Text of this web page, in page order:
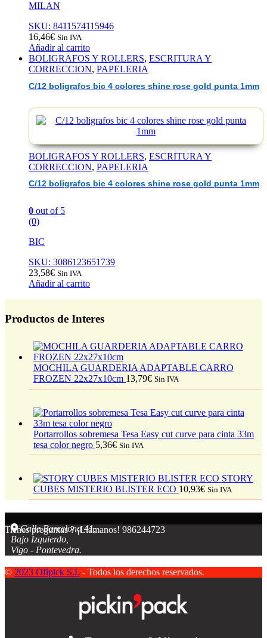
MILAN
SKU: 8411574115946
16,46€ Sin IVA
Añadir al carrito
BOLIGRAFOS Y ROLLERS, ESCRITURA Y
CORRECCION, PAPELERIA
C/12 boligrafos bic 4 colores shine rose gold punta 1mm
BOLIGRAFOS Y ROLLERS, ESCRITURA Y
CORRECCION, PAPELERIA
C/12 boligrafos bic 4 colores shine rose gold punta 1mm
0 out of 5
(0)
BIC
SKU: 3086123651739
23,58€ Sin IVA
Añadir al carrito
Productos de Interes
MOCHILA GUARDERIA ADAPTABLE CARRO
FROZEN 22x27x10cm 13,79€ Sin IVA
Portarrollos sobremesa Tesa Easy cut curve para cinta 33m
tesa color negro 5,36€ Sin IVA
STORY
CUBES MISTERIO BLISTER ECO 10,93€ Sin IVA
Tienes preguntas ? ¡Llámanos! 986244723
Calle Barcelona 41,
Bajo Izquierdo,
Vigo - Pontevedra.
© 2023 Ofipick S.L - Todos los derechos reservados.